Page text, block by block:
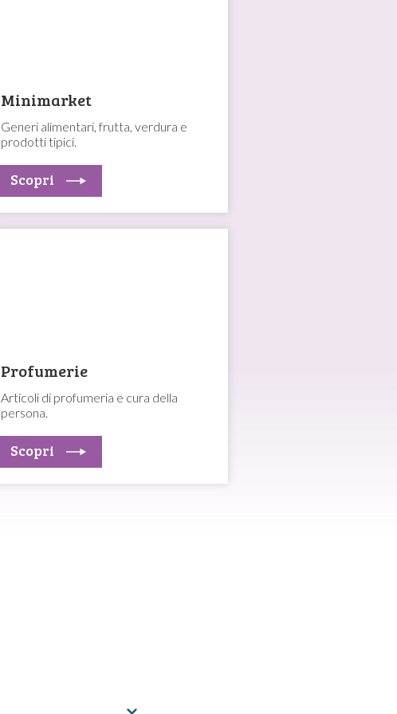
Minimarket
Generi alimentari, frutta, verdura e
prodotti tipici.
Scopri
Profumerie
Articoli di profumeria e cura della
persona.
Scopri